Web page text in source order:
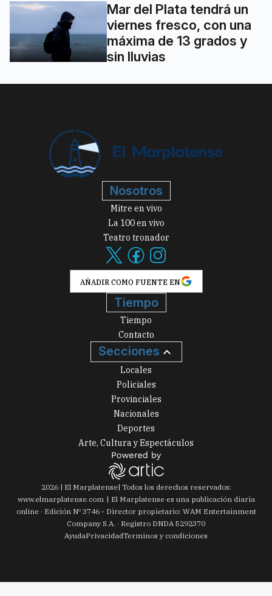
Mar del Plata tendrá un
viernes fresco, con una
máxima de 13 grados y
sin lluvias
Nosotros
Mitre en vivo
La 100 en vivo
Teatro tronador
AÑADIR COMO FUENTE EN
Tiempo
Tiempo
Contacto
Secciones
Locales
Policiales
Provinciales
Nacionales
Deportes
Arte, Cultura y Espectáculos
2026| El Marplatense| Todos los derechos reservados:
www.elmarplatense.com
El Marplatense es una publicación diaria
online · Edición Nº 3746- Director propietario: WAM Entertainment
Company S.A. · Registro DNDA 5292370
AyudaPrivacidadTerminos y condiciones